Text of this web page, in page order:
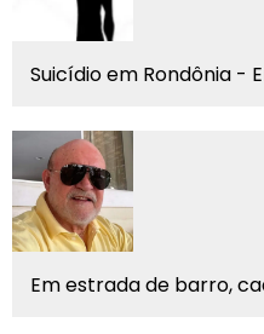
Suicídio em Rondônia -
Em estrada de barro,